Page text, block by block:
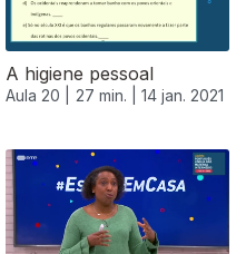
A higiene pessoal
Aula 20 | 27 min. | 14 jan. 2021